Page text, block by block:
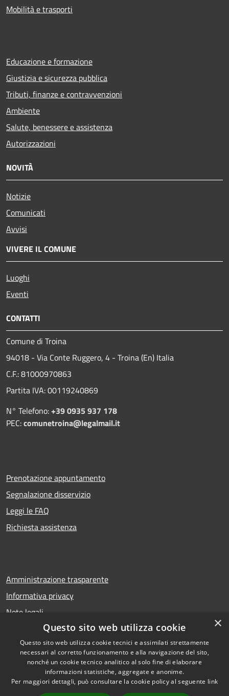
Mobilità e trasporti
Educazione e formazione
Giustizia e sicurezza pubblica
Tributi, finanze e contravvenzioni
Ambiente
Salute, benessere e assistenza
Autorizzazioni
NOVITÀ
Notizie
Comunicati
Avvisi
VIVERE IL COMUNE
Luoghi
Eventi
CONTATTI
Comune di Troina
94018 - Via Conte Ruggero, 4 - Troina (En) Italia
C.F.: 81000970863
Partita IVA: 00119240869
N° Telefono:+39 0935 937 178
PEC:comunetroina@legalmail.it
Prenotazione appuntamento
Segnalazione disservizio
Leggi le FAQ
Richiesta assistenza
Amministrazione trasparente
Informativa privacy
Note legali
Dichiarazione di accessibilità
Accessibilità
Copyright © 2026 • Comune di
Troina • Powered by
×
Questo sito web utilizza cookie
Questo sito web utilizza cookie tecnici e assimilati strettamente
necessari al corretto funzionamento e alla navigazione del sito,
nonché un cookie tecnico analitico al solo fine di elaborare
informazioni statistiche, aggregate e anonime.
Per maggiori dettagli, può consultare la cookie policy al seguente link